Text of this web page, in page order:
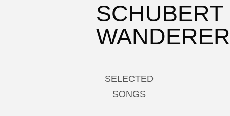
SCHUBERT
WANDERER
SELECTED
SONGS